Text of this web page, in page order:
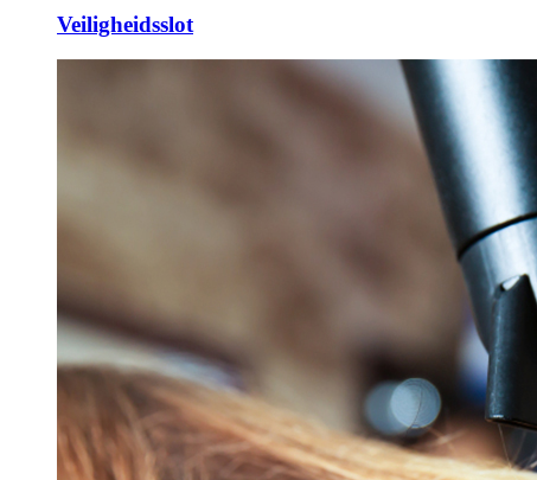
Veiligheidsslot